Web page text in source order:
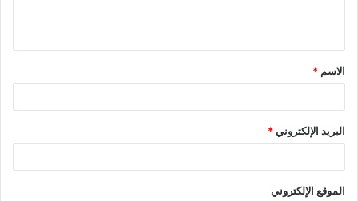
ق
*
الاسم *
البريد الإلكتروني*
الموقع الإلكتروني